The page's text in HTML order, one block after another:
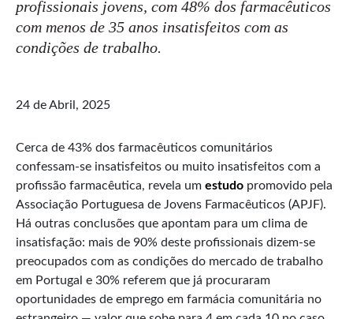
profissionais jovens, com 48% dos farmacêuticos
com menos de 35 anos insatisfeitos com as
condições de trabalho.
24 de Abril, 2025
Cerca de 43% dos farmacêuticos comunitários
confessam-se insatisfeitos ou muito insatisfeitos com a
profissão farmacêutica, revela um estudo promovido pela
Associação Portuguesa de Jovens Farmacêuticos (APJF).
Há outras conclusões que apontam para um clima de
insatisfação: mais de 90% deste profissionais dizem-se
preocupados com as condições do mercado de trabalho
em Portugal e 30% referem que já procuraram
oportunidades de emprego em farmácia comunitária no